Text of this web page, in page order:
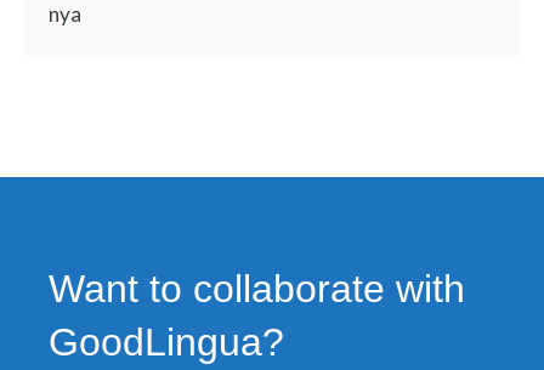
nya
Want to collaborate with
GoodLingua?